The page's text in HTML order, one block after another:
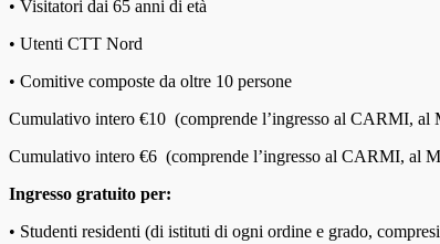
• Visitatori dai 65 anni di età
• Utenti CTT Nord
• Comitive composte da oltre 10 persone
Cumulativo intero €10 (comprende l’ingresso al CARMI,
Cumulativo intero €6 (comprende l’ingresso al CARMI, al
Ingresso gratuito per:
• Studenti residenti (di istituti di ogni ordine e grado,